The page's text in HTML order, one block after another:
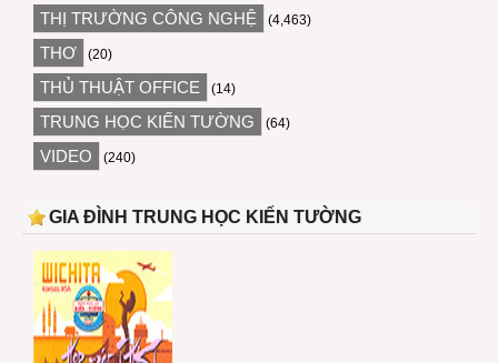
THỊ TRƯỜNG CÔNG NGHỆ (4,463)
THƠ (20)
THỦ THUẬT OFFICE (14)
TRUNG HỌC KIẾN TƯỜNG (64)
VIDEO (240)
GIA ĐÌNH TRUNG HỌC KIẾN TƯỜNG